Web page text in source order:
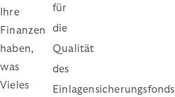
Ihre
Finanzen
haben,
was
Vieles
für
die
Qualität
des
Einlagensicherungsfonds